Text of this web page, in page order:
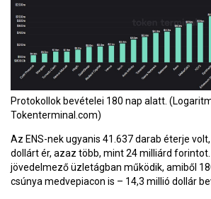
Protokollok bevételei 180 nap alatt.
Tokenterminal.com)
Az ENS-nek ugyanis 41.637 darab éterje
dollárt ér, azaz több, mint 24 milliárd forintot.
jövedelmező üzletágban működik, amiből
csúnya medvepiacon is – 14,3 millió dollár